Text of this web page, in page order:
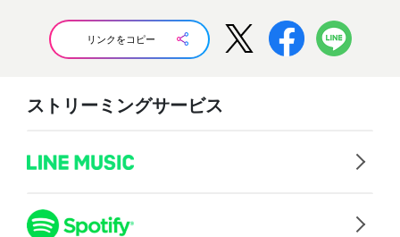
リンクをコピー
ストリーミングサービス